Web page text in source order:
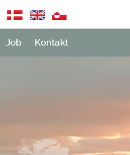
Job Kontakt